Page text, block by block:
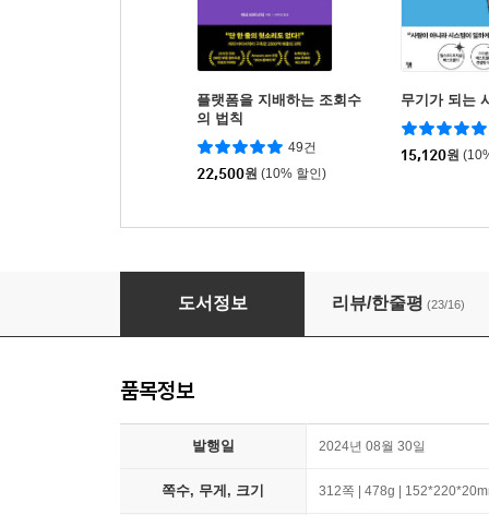
플랫폼을 지배하는 조회수
의 법칙
49건
22,500원 (10% 할인)
무기가 되는
15,120원
스토리 설계자
도서정보 리뷰/한줄평 (23/16)
품목정보
발행일 2024년 08월 30일
쪽수, 무게, 크기 312쪽 | 478g |